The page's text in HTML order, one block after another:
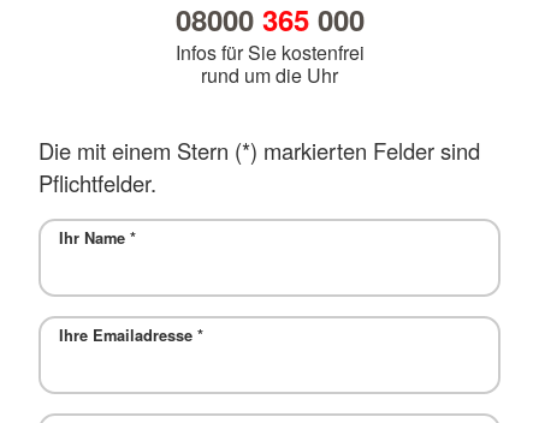
08000 365000
Infos für Sie kostenfrei
rund um die Uhr
Die mit einem Stern (*) markierten Felder sind
Pflichtfelder.
Ihr Name *
Ihre Emailadresse *